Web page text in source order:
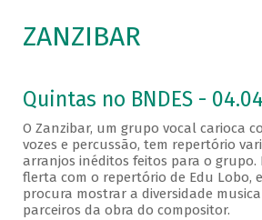
ZANZIBAR
Quintas no BNDES -
O Zanzibar, um grupo vocal carioca
vozes e percussão, tem repertório
arranjos inéditos feitos para o grupo.
flerta com o repertório de Edu Lobo,
procura mostrar a diversidade
parceiros da obra do compositor.